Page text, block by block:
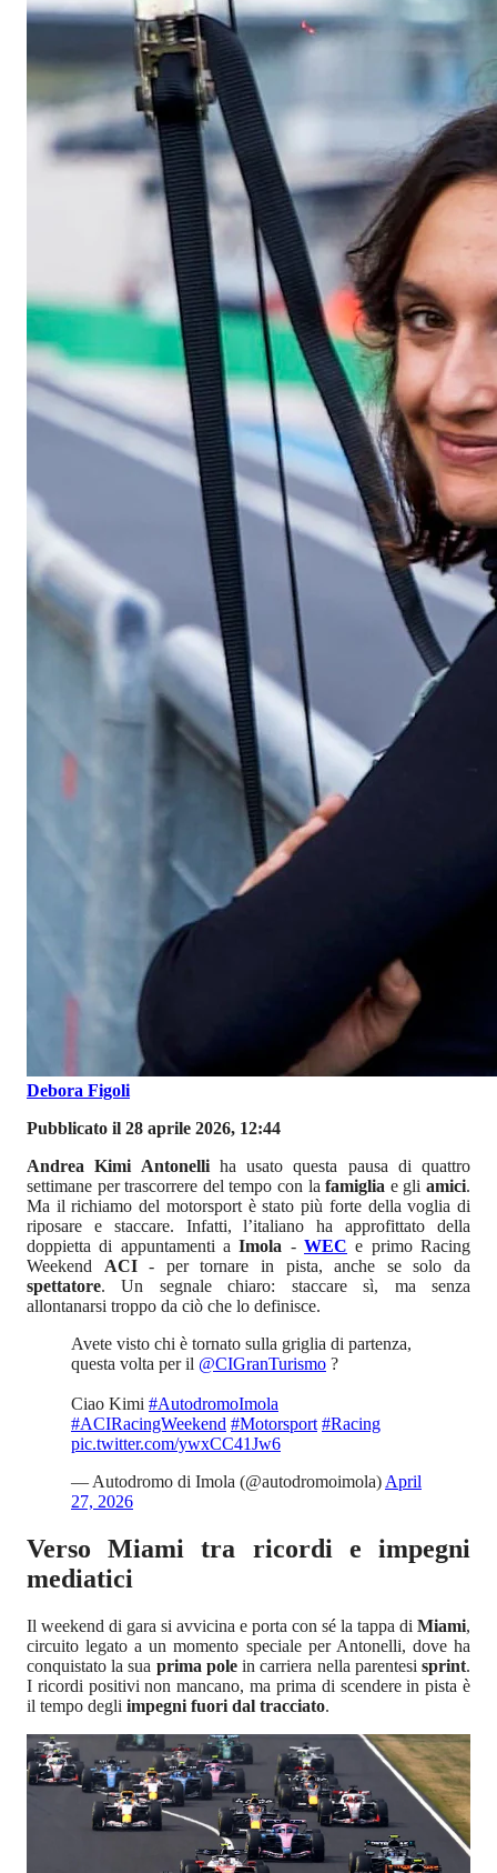
Debora Figoli
Pubblicato il 28 aprile 2026, 12:44
Andrea Kimi Antonelliha usato questa pausa di quattro
settimane per trascorrere del tempo con lafamiglia e gliamici.
Ma il richiamo del motorsport è stato più forte della voglia di
riposare e staccare. Infatti, l’italiano ha approfittato della
doppietta di appuntamenti aImola -WEC e primo Racing
Weekend ACI- per tornare in pista, anche se solo da
spettatore. Un segnale chiaro: staccare sì, ma senza
allontanarsi troppo da ciò che lo definisce.
Avete visto chi è tornato sulla griglia di partenza,
questa volta per il @CIGranTurismo ?
Ciao Kimi #AutodromoImola
#ACIRacingWeekend #Motorsport #Racing
pic.twitter.com/ywxCC41Jw6
— Autodromo di Imola (@autodromoimola) April
27, 2026
Verso Miami tra ricordi e impegni
mediatici
Il weekend di gara si avvicina e porta con sé la tappa di Miami,
circuito legato a un momento speciale per Antonelli, dove ha
conquistato la sua prima polein carriera nella parentesisprint.
I ricordi positivi non mancano, ma prima di scendere in pista è
il tempo degli impegni fuori dal tracciato.